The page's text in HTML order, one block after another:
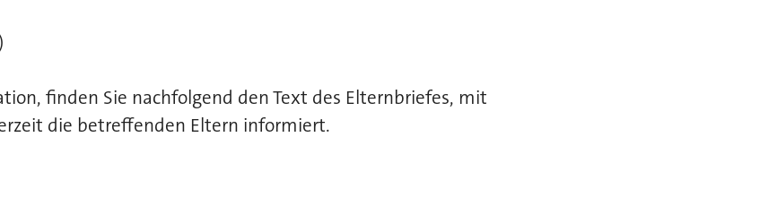
finden Sie nachfolgend den Text des Elternbriefes, mit
die betreffenden Eltern informiert.